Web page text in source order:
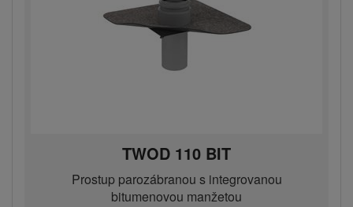
TWOD 110 BIT
Prostup parozábranou s integrovanou
bitumenovou manžetou